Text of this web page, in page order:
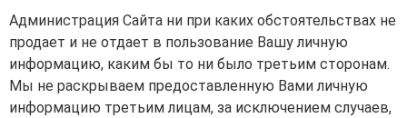
Администрация Сайта ни при каких обстоятельствах не
продает и не отдает в пользование Вашу личную
информацию, каким бы то ни было третьим сторонам.
Мы не раскрываем предоставленную Вами личную
информацию третьим лицам, за исключением случаев,